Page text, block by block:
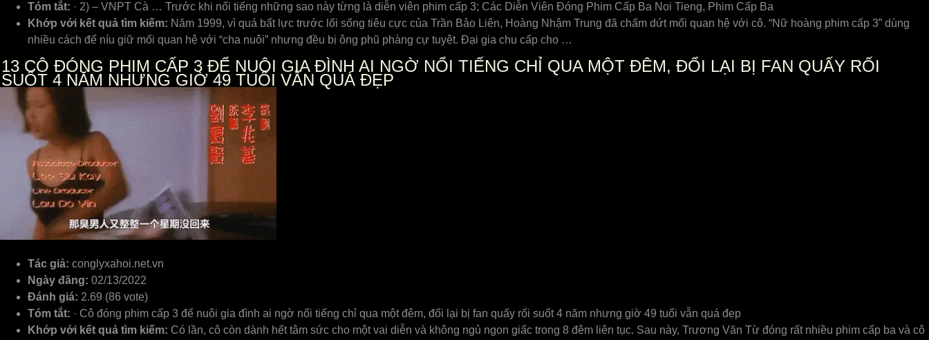
Tóm tắt: · 2) – VNPT Cà … Trước khi nổi tiếng những sao này từng là diễn viên phim cấp 3; Các Diễn Viên Đóng Phim Cấp Ba Noi Tieng, Phim Cấp Ba
Khớp với kết quả tìm kiếm: Năm 1999, vì quá bất lực trước lối sống tiêu cực của Trần Bảo Liên, Hoàng Nhậm Trung đã chấm dứt mối quan hệ với cô. “Nữ hoàng phim cấp 3” dùng
nhiều cách để níu giữ mối quan hệ với “cha nuôi” nhưng đều bị ông phũ phàng cự tuyệt. Đại gia chu cấp cho …
13 CÔ ĐÓNG PHIM CẤP 3 ĐỂ NUÔI GIA ĐÌNH AI NGỜ NỔI TIẾNG CHỈ QUA MỘT ĐÊM, ĐỔI LẠI BỊ FAN QUẤY RỐI
SUỐT 4 NĂM NHƯNG GIỜ 49 TUỔI VẪN QUÁ ĐẸP
Tác giả: conglyxahoi.net.vn
Ngày đăng: 02/13/2022
Đánh giá: 2.69 (86 vote)
Tóm tắt: · Cô đóng phim cấp 3 để nuôi gia đình ai ngờ nổi tiếng chỉ qua một đêm, đổi lại bị fan quấy rối suốt 4 năm nhưng giờ 49 tuổi vẫn quá đẹp
Khớp với kết quả tìm kiếm: Có lần, cô còn dành hết tâm sức cho một vai diễn và không ngủ ngon giấc trong 8 đêm liên tục. Sau này, Trương Văn Từ đóng rất nhiều phim cấp ba và cô